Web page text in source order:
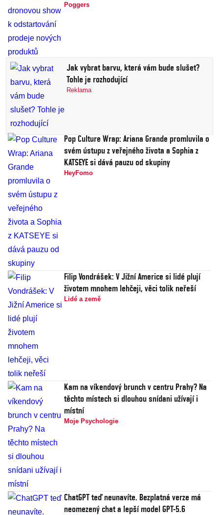
Poggers
Jak vybrat barvu, která vám bude slušet?
Tohle je rozhodující
Reklama
Pop Culture Wrap: Ariana Grande promluvila o
svém ústupu z veřejného života a Sophia z
KATSEYE si dává pauzu od skupiny
HeyFomo
Filip Vondrášek: V Jižní Americe si lidé plují
životem mnohem lehčeji, věci tolik neřeší
Lidé a země
Kam na víkendový brunch v centru Prahy? Na
těchto místech si dlouhou snídani užívají i
místní
Moje Psychologie
ChatGPT teď neunavíte. Bezplatná verze má
neomezený chat a lepší model GPT-5.6